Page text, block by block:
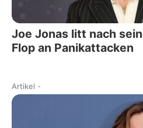
Joe Jonas litt nach
Flop an Panikattacken
Artikel -